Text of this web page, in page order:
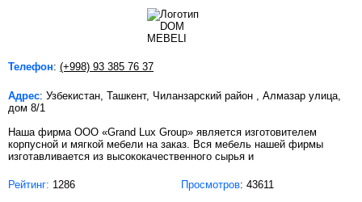
Телефон: (+998) 93 385 76 37
Адрес: Узбекистан, Ташкент, Чиланзарский район , Алмазар улица,
дом 8/1
Наша фирма ООО «Grand Lux Group» является изготовителем
корпусной и мягкой мебели на заказ. Вся мебель нашей фирмы
изготавливается из высококачественного сырья и
Рейтинг: 1286 Просмотров: 43611